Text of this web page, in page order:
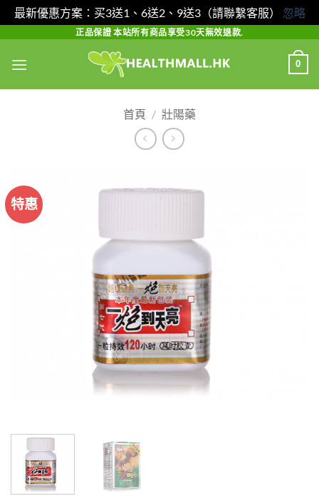
最新優惠方案：买3送1、6送2、9送3（請聯繫客服） 忽略
content
正品保證 本站所有商品享受30天無效退款.
0
首頁 / 壯陽藥
特惠